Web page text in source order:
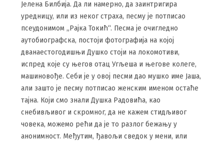
Јелена Билбија. Да ли намерно, да заинтригира
уредницу, или из неког страха, песму је потписао
псеудонимом „Рајка Токић“. Песма је очигледно
аутобиографска, постоји фотографија на којој
дванаестогодишњи Душко стоји на локомотиви,
испред које су његов отац Угљеша и његове колеге,
машиновође. Себи је у овој песми дао мушко име Јаша,
али зашто је песму потписао женским именом остаће
тајна. Који смо знали Душка Радовића, као
снебивљивог и скромног, да не кажем стидљивог
човека, можемо рећи да је то разлог бежању у
анонимност. Међутим, ђавољи сведок у мени, или